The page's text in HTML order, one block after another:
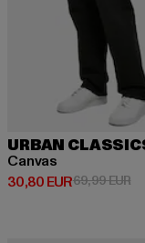
URBAN
Canvas
30,80 EUR
Derzeitiger Preis:
69,99 EUR